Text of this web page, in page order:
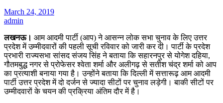
March 24, 2019
admin
लखनऊ। आम आदमी पार्टी (आप) ने आसन्न लोक सभा चुनाव के लिए उत्तर
प्रदेश में उम्मीदवारों की पहली सूची रविवार को जारी कर दी। पार्टी के प्रदेश
प्रभारी राज्यसभा सांसद संजय सिंह ने बताया कि सहारनपुर से योगेश दहिया,
गौतमबुद्ध नगर से प्रोफेसर श्वेता शर्मा और अलीगढ़ से सतीश चंद्र शर्मा को आप
का प्रत्याशी बनाया गया है। उन्होंने बताया कि दिल्ली में सत्तारूढ़ आम आदमी
पार्टी उत्तर प्रदेश में दो दर्जन से ज्यादा सीटों पर चुनाव लड़ेगी। बाकी सीटों पर
उम्मीदवारों के चयन की प्रक्रिया अंतिम दौर में है।